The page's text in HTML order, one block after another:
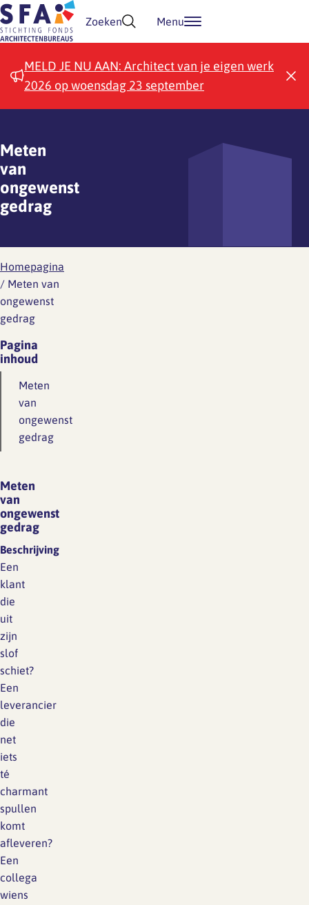
Doorgaan naar inhoud
Zoeken Menu
MELD JE NU AAN: Architect van je eigen werk
2026 op woensdag 23 september
Meten
van
ongewenst
gedrag
Homepagina
/ Meten van
ongewenst
gedrag
Pagina
inhoud
Meten
van
ongewenst
gedrag
Meten
van
ongewenst
gedrag
Beschrijving
Een
klant
die
uit
zijn
slof
schiet?
Een
leverancier
die
net
iets
té
charmant
spullen
komt
afleveren?
Een
collega
wiens